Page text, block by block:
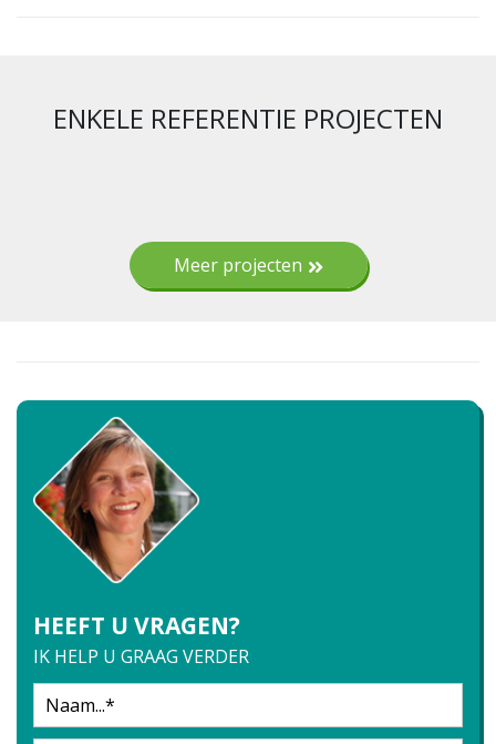
ENKELE REFERENTIE PROJECTEN
Meer projecten
HEEFT U VRAGEN?
IK HELP U GRAAG VERDER